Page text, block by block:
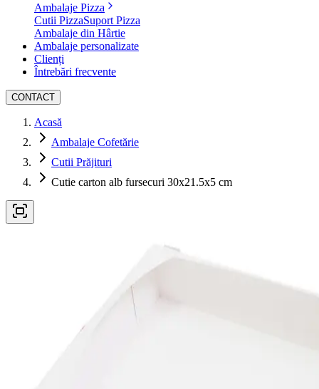
Ambalaje Pizza
Cutii PizzaSuport Pizza
Ambalaje din Hârtie
Ambalaje personalizate
Clienți
Întrebări frecvente
CONTACT
Acasă
Ambalaje Cofetărie
Cutii Prăjituri
Cutie carton alb fursecuri 30x21.5x5 cm